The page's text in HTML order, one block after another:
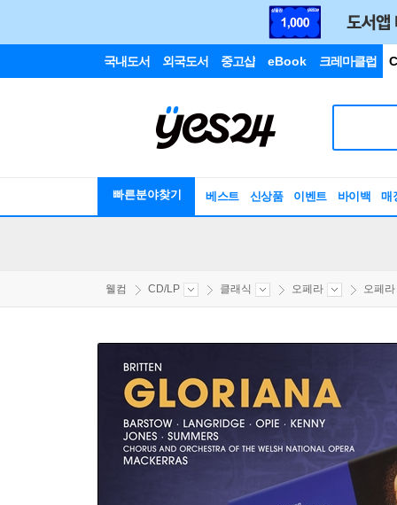
국내도서 외국도서 중고샵 eBook 크레마클럽
빠른분야찾기 베스트 신상품 이벤트 바이백 매
웰컴 CD/LP 클래식 오페라 오페